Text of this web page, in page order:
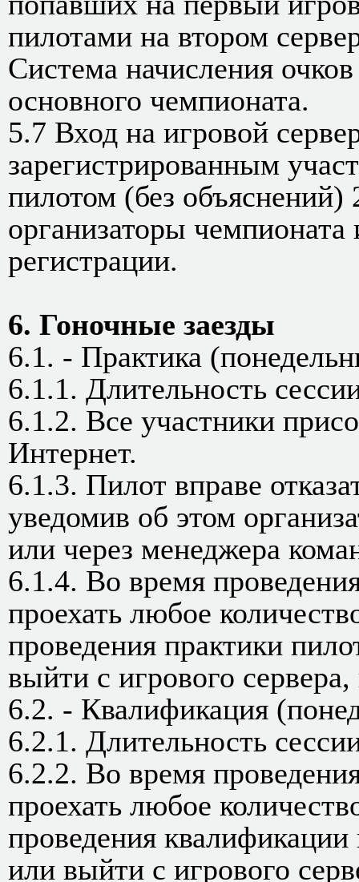
пилотами на втором
Система начисления
основного чемпионата.
5.7 Вход на игровой
зарегистрированным
пилотом (без объяснений)
организаторы
регистрации.
6. Гоночные заезды
6.1. - Практика
6.1.1. Длительность
6.1.2. Все участники
Интернет.
6.1.3. Пилот вправе
уведомив об этом
или через менеджера
6.1.4. Во время
проехать любое
проведения практики
выйти с игрового
6.2. - Квалификация
6.2.1. Длительность
6.2.2. Во время
проехать любое
проведения
или выйти с игрового